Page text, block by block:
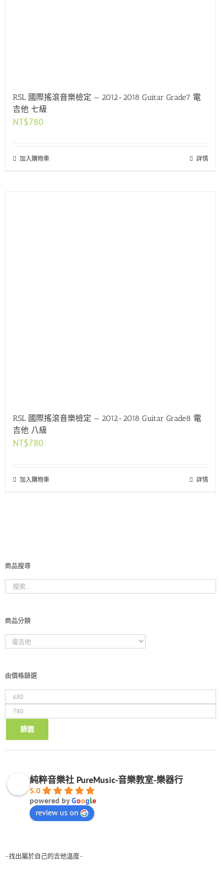
RSL 國際搖滾音樂檢定 — 2012-2018 Guitar Grade7 電
吉他 七級
NT$780
加入購物車 詳情
RSL 國際搖滾音樂檢定 — 2012-2018 Guitar Grade8 電
吉他 八級
NT$780
加入購物車 詳情
商品搜尋
商品分類
由價格篩選
低
高
格
篩選
純粹音樂社 PureMusic-音樂教室-樂器行
5.0
powered byGoogle
review us on
-找出屬於自己的吉他溫度-